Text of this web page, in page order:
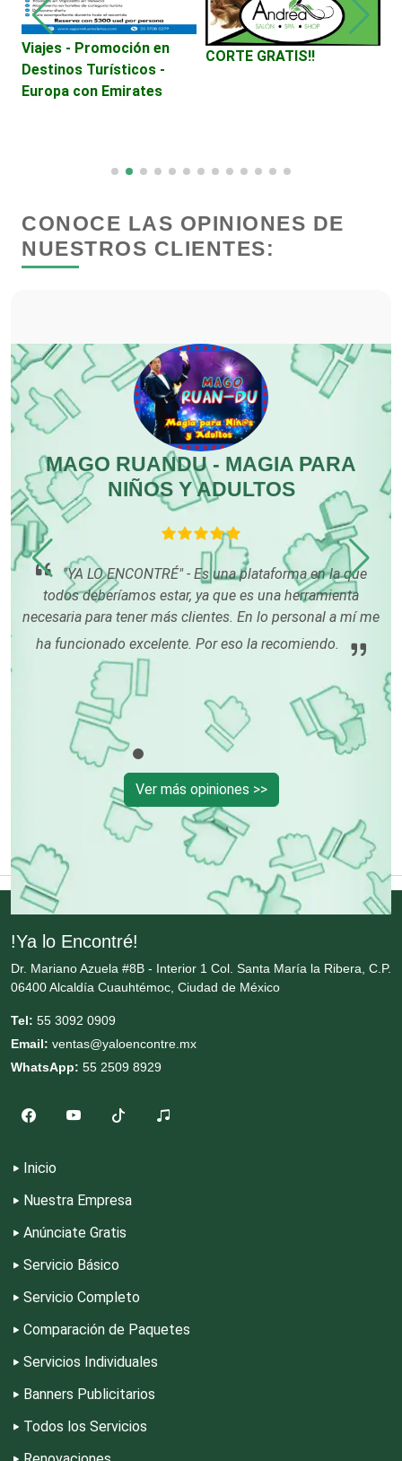
Deportes
Depósitos Dentales
Desperdicios Industriales
Edecanes
Electricidad y Plomería
Electrodomésticos
Electrónica
Elevadores y Ascensores
Empaques y Embalajes
Empresas de Limpieza
Enfermedades de la Piel
Enfermeras
Envases y Empaques
Equipos Médicos
Escuelas de Artes
Escuelas de Conducción
Escuelas de Gastronomía
Viajes - Promoción en
Destinos Turísticos -
Europa con Emirates
CORTE GRATIS!!
CONOCE LAS OPINIONES DE
NUESTROS CLIENTES:
MAGO RUANDU - MAGIA PARA
NIÑOS Y ADULTOS
"YA LO ENCONTRÉ" - Es una plataforma en la que
todos deberíamos estar, ya que es una herramienta
necesaria para tener más clientes. En lo personal a mí me
ha funcionado excelente. Por eso la recomiendo.
Ver más opiniones >>
!Ya lo Encontré!
Dr. Mariano Azuela #8B - Interior 1 Col. Santa María la Ribera, C.P.
06400 Alcaldía Cuauhtémoc, Ciudad de México
Tel: 55 3092 0909
Email: ventas@yaloencontre.mx
WhatsApp: 55 2509 8929
Inicio
Nuestra Empresa
Anúnciate Gratis
Servicio Básico
Servicio Completo
Comparación de Paquetes
Servicios Individuales
Banners Publicitarios
Todos los Servicios